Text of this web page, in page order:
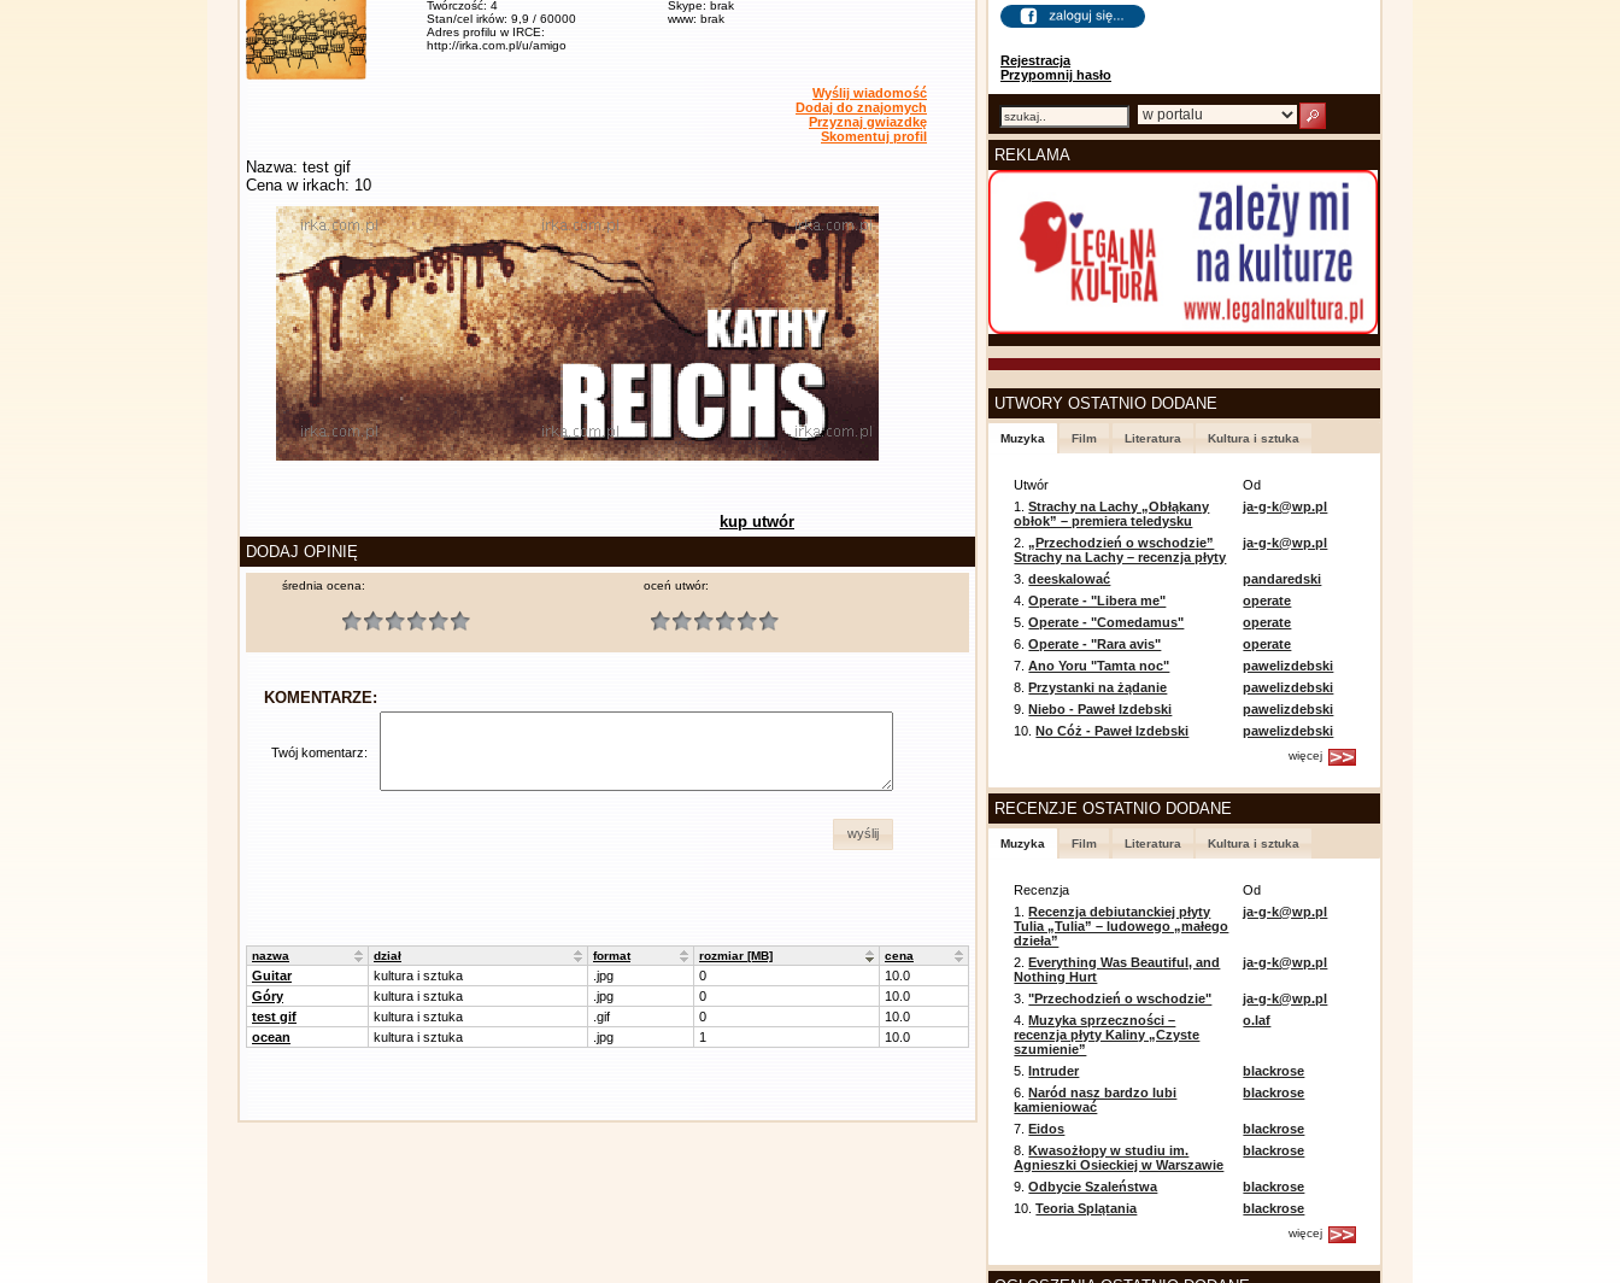
Twórczość: 4
Stan/cel irków: 9,9 / 60000
Adres profilu w IRCE:
http://irka.com.pl/u/amigo
Skype: brak
www: brak
Wyślij wiadomość
Dodaj do znajomych
Przyznaj gwiazdkę
Skomentuj profil
Nazwa: test gif
Cena w irkach: 10
kup utwór
DODAJ OPINIĘ
średnia ocena: oceń utwór:
KOMENTARZE:
Twój komentarz:
wyślij
nazwa dział format rozmiar [MB] cena
Guitar kultura i sztuka .jpg 0
10.0
Góry
kultura i sztuka .jpg 0
10.0
test gif
kultura i sztuka .gif 0
10.0
ocean
kultura i sztuka .jpg 1 10.0
Rejestracja
Przypomnij hasło
REKLAMA
UTWORY OSTATNIO DODANE
Muzyka Film Literatura Kultura i sztuka
Utwór
Od
1.Strachy na Lachy „Obłąkany
obłok” – premiera teledysku
ja-g-k@wp.pl
2.„Przechodzień o wschodzie”
Strachy na Lachy – recenzja płyty
ja-g-k@wp.pl
3.deeskalować
pandaredski
4.Operate - "Libera me"
operate
5.Operate - "Comedamus"
operate
6.Operate - "Rara avis"
operate
7.Ano Yoru "Tamta noc"
pawelizdebski
8.Przystanki na żądanie
pawelizdebski
9.Niebo - Paweł Izdebski
pawelizdebski
10.No Cóż - Paweł Izdebski pawelizdebski
więcej
RECENZJE OSTATNIO DODANE
Muzyka Film Literatura Kultura i sztuka
Recenzja
Od
1.Recenzja debiutanckiej płyty
Tulia „Tulia” – ludowego „małego
dzieła”
ja-g-k@wp.pl
2.Everything Was Beautiful, and
Nothing Hurt
ja-g-k@wp.pl
3."Przechodzień o wschodzie"
ja-g-k@wp.pl
4.Muzyka sprzeczności –
recenzja płyty Kaliny „Czyste
szumienie”
o.laf
5.Intruder
blackrose
6.Naród nasz bardzo lubi
kamieniować
blackrose
7.Eidos
blackrose
8.Kwasożłopy w studiu im.
Agnieszki Osieckiej w Warszawie
blackrose
9.Odbycie Szaleństwa
blackrose
10.Teoria Splątania blackrose
więcej